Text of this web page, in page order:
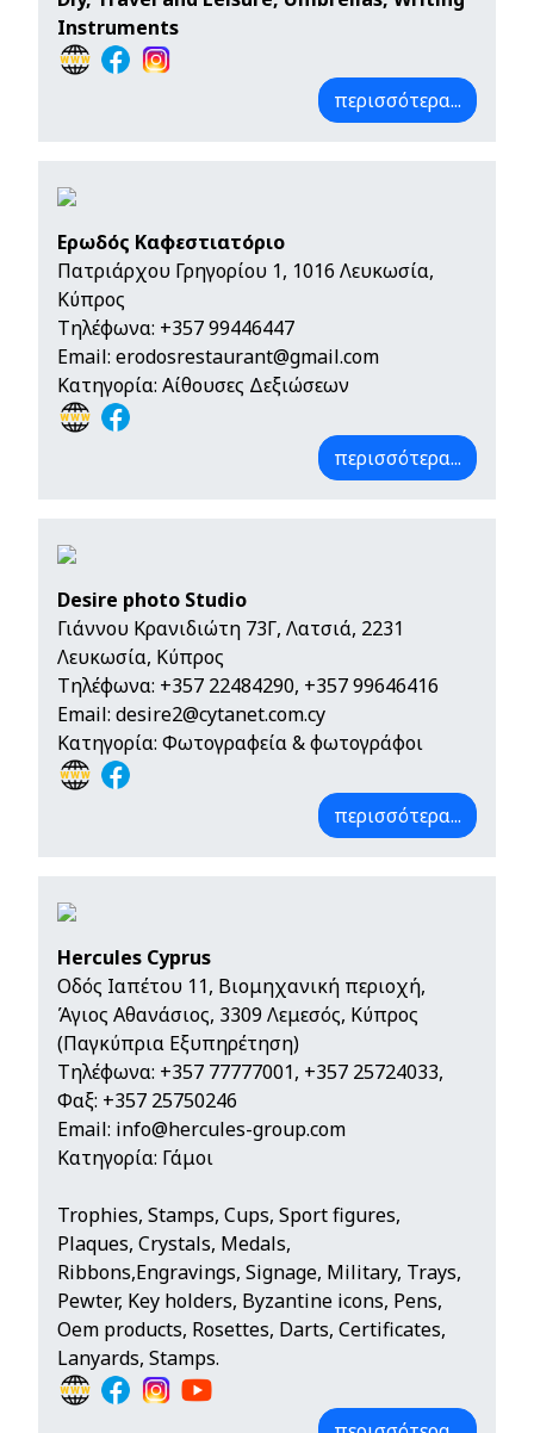
Instruments
περισσότερα...
Ερωδός Καφεστιατόριο
Πατριάρχου Γρηγορίου 1, 1016 Λευκωσία,
Κύπρος
Τηλέφωνα: +357 99446447
Email: erodosrestaurant@gmail.com
Κατηγορία: Αίθουσες Δεξιώσεων
περισσότερα...
Desire photo Studio
Γιάννου Κρανιδιώτη 73Γ, Λατσιά, 2231
Λευκωσία, Κύπρος
Τηλέφωνα: +357 22484290, +357 99646416
Email: desire2@cytanet.com.cy
Κατηγορία: Φωτογραφεία & φωτογράφοι
περισσότερα...
Hercules Cyprus
Οδός Ιαπέτου 11, Βιομηχανική περιοχή,
Άγιος Αθανάσιος, 3309 Λεμεσός, Κύπρος
(Παγκύπρια Εξυπηρέτηση)
Τηλέφωνα: +357 77777001, +357 25724033,
Φαξ: +357 25750246
Email: info@hercules-group.com
Κατηγορία: Γάμοι
Trophies, Stamps, Cups, Sport figures,
Plaques, Crystals, Medals,
Ribbons,Engravings, Signage, Military, Trays,
Pewter, Key holders, Byzantine icons, Pens,
Oem products, Rosettes, Darts, Certificates,
Lanyards, Stamps.